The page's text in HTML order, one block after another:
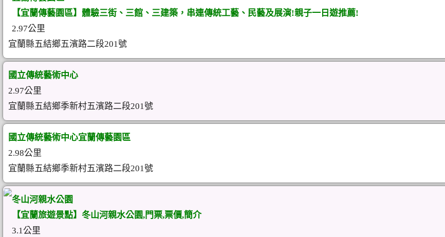
【宜蘭傳藝園區】體驗三街、三館、三建築，串連傳統工藝、民藝及展演!親子一日遊推薦!
2.97公里
宜蘭縣五結鄉五濱路二段201號
國立傳統藝術中心
2.97公里
宜蘭縣五結鄉季新村五濱路二段201號
國立傳統藝術中心宜蘭傳藝園區
2.98公里
宜蘭縣五結鄉季新村五濱路二段201號
冬山河親水公園
【宜蘭旅遊景點】冬山河親水公園,門票,票價,簡介
3.1公里